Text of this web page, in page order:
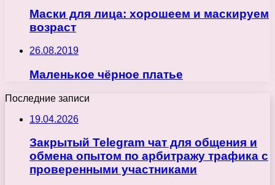
Маски для лица: хорошеем и маскируем
возраст
26.08.2019
Маленькое чёрное платье
Последние записи
19.04.2026
Закрытый Telegram чат для общения и
обмена опытом по арбитражу трафика с
проверенными участниками